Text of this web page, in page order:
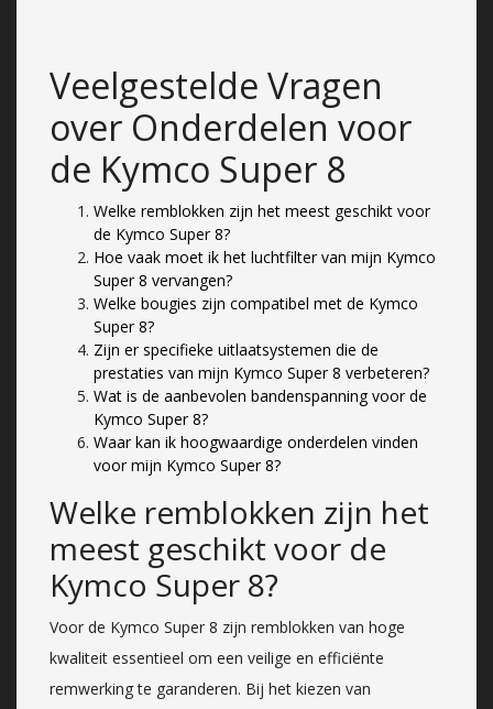
Veelgestelde Vragen
over Onderdelen voor
de Kymco Super 8
Welke remblokken zijn het meest geschikt voor
de Kymco Super 8?
Hoe vaak moet ik het luchtfilter van mijn Kymco
Super 8 vervangen?
Welke bougies zijn compatibel met de Kymco
Super 8?
Zijn er specifieke uitlaatsystemen die de
prestaties van mijn Kymco Super 8 verbeteren?
Wat is de aanbevolen bandenspanning voor de
Kymco Super 8?
Waar kan ik hoogwaardige onderdelen vinden
voor mijn Kymco Super 8?
Welke remblokken zijn het
meest geschikt voor de
Kymco Super 8?
Voor de Kymco Super 8 zijn remblokken van hoge
kwaliteit essentieel om een veilige en efficiënte
remwerking te garanderen. Bij het kiezen van